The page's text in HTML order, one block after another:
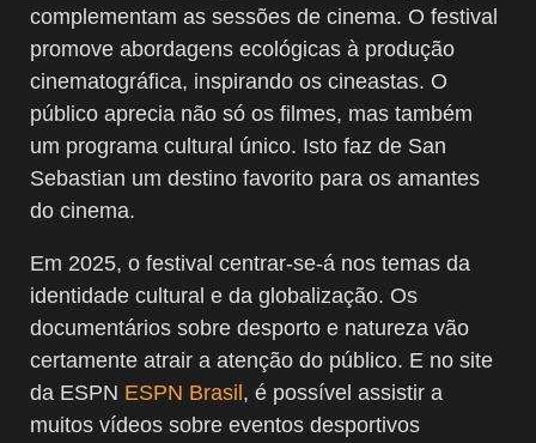
complementam as sessões de cinema. O festival
promove abordagens ecológicas à produção
cinematográfica, inspirando os cineastas. O
público aprecia não só os filmes, mas também
um programa cultural único. Isto faz de San
Sebastian um destino favorito para os amantes
do cinema.
Em 2025, o festival centrar-se-á nos temas da
identidade cultural e da globalização. Os
documentários sobre desporto e natureza vão
certamente atrair a atenção do público. E no site
da ESPN ESPN Brasil, é possível assistir a
muitos vídeos sobre eventos desportivos